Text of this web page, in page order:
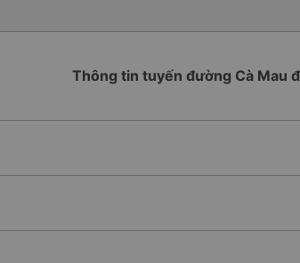
Thông tin tuyến đường Cà Mau